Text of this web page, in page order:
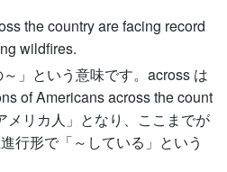
the country are facing record
wildfires.
」という意味です。across は
of Americans across the count
メリカ人」となり、ここまでが
行形で「～している」という